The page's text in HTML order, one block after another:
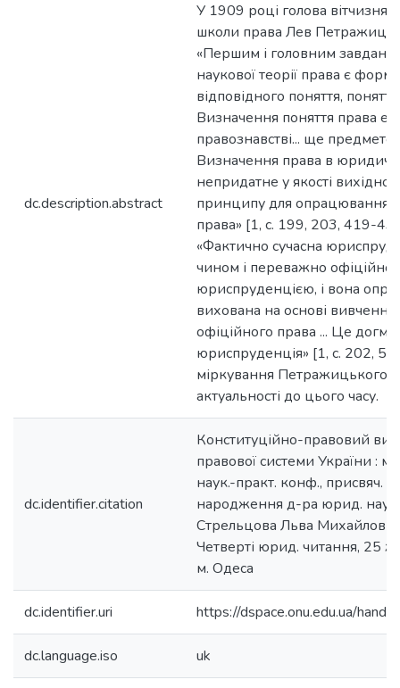
dc.description.abstract
У 1909 році голова
школи права Лев
«Першим і головним
наукової теорії права є
відповідного поняття,
Визначення поняття права е
правознавстві... ще
Визначення права в
непридатне у якості
принципу для опрацювання
права» [1, с. 199, 203, 419-
«Фактично сучасна
чином і переважно
юриспруденцією, і вона
вихована на основі вивчення
офіційного права ... Це
юриспруденція» [1, с. 202,
міркування Петражицького
актуальності до цього часу.
dc.identifier.citation
Конституційно-правовий
правової системи України :
наук.-практ. конф., присвяч.
народження д-ра юрид.
Стрельцова Льва
Четверті юрид. читання, 25
м. Одеса
dc.identifier.uri https://dspace.onu.edu.ua/
dc.language.iso uk